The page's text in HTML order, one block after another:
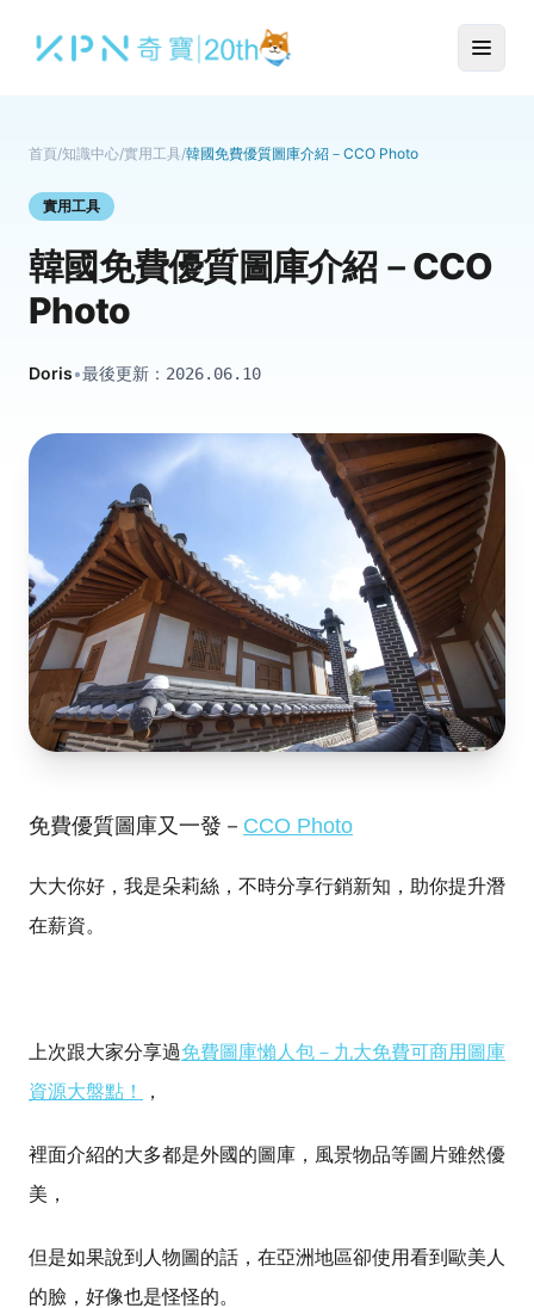
首頁/知識中心/實用工具/韓國免費優質圖庫介紹－CCO Photo
實用工具
韓國免費優質圖庫介紹－CCO
Photo
Doris•最後更新： 2026.06.10
免費優質圖庫又一發－ CCO Photo
大大你好，我是朵莉絲，不時分享行銷新知，助你提升潛
在薪資。
上次跟大家分享過免費圖庫懶人包－九大免費可商用圖庫
資源大盤點！
，
裡面介紹的大多都是外國的圖庫，風景物品等圖片雖然優
美，
但是如果說到人物圖的話，在亞洲地區卻使用看到歐美人
的臉，好像也是怪怪的。